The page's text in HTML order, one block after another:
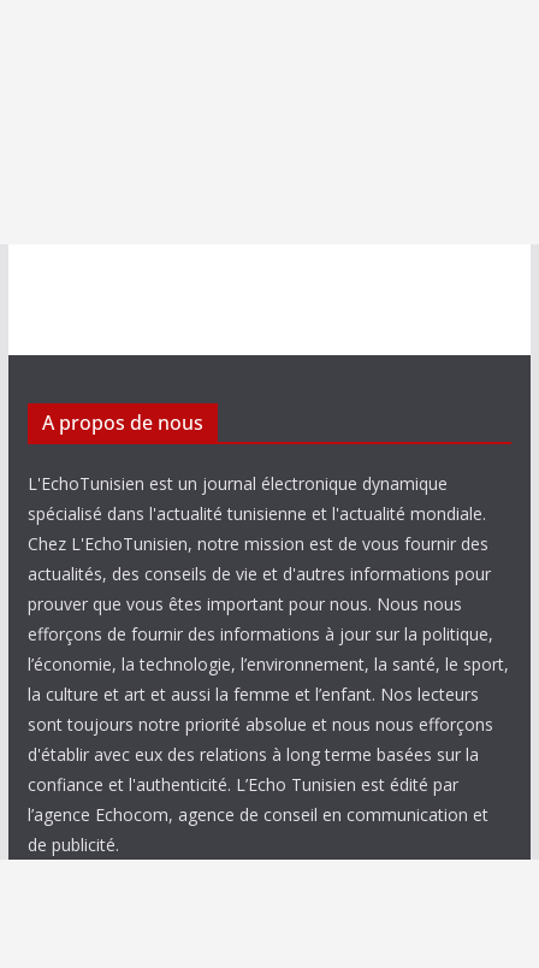
A propos de nous
L'EchoTunisien est un journal électronique dynamique
spécialisé dans l'actualité tunisienne et l'actualité mondiale.
Chez L'EchoTunisien, notre mission est de vous fournir des
actualités, des conseils de vie et d'autres informations pour
prouver que vous êtes important pour nous. Nous nous
efforçons de fournir des informations à jour sur la politique,
l’économie, la technologie, l’environnement, la santé, le sport,
la culture et art et aussi la femme et l’enfant. Nos lecteurs
sont toujours notre priorité absolue et nous nous efforçons
d'établir avec eux des relations à long terme basées sur la
confiance et l'authenticité. L’Echo Tunisien est édité par
l’agence Echocom, agence de conseil en communication et
de publicité.